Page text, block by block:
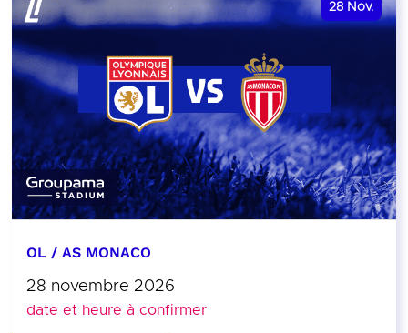
28 Nov.
OL / AS MONACO
28 novembre 2026
date et heure à confirmer